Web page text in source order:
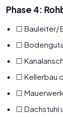
Phase 4:
☐ Bauleiter/
☐
☐
☐ Kellerbau
☐
☐ Dachstuhl